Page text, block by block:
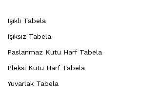
Işıklı Tabela
Işıksız Tabela
Paslanmaz Kutu Harf Tabela
Pleksi Kutu Harf Tabela
Yuvarlak Tabela